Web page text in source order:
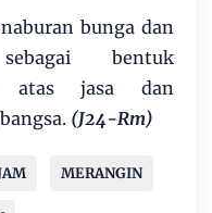
bunga dan
bentuk
atas jasa dan
(J24-Rm)
MERANGIN